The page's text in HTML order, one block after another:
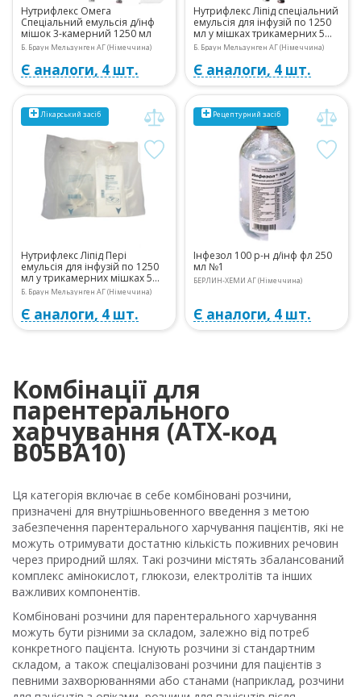
Нутрифлекс Омега
Спеціальний емульсія д/інф
мішок 3-камерний 1250 мл
Б. Браун Мельзунген АГ (Німеччина)
Є аналоги, 4 шт.
Нутрифлекс Ліпід спеціальний
емульсія для інфузій по 1250
мл у мішках трикамерних 5
шт.
Б. Браун Мельзунген АГ (Німеччина)
Є аналоги, 4 шт.
Лікарський засіб
Нутрифлекс Ліпід Пері
емульсія для інфузій по 1250
мл у трикамерних мішках 5
шт.
Б. Браун Мельзунген АГ (Німеччина)
Є аналоги, 4 шт.
Рецептурний засіб
Інфезол 100 р-н д/інф фл 250
мл №1
БЕРЛИН-ХЕМИ АГ (Німеччина)
Є аналоги, 4 шт.
Комбінації для
парентерального
харчування (ATX-код
B05BA10)
Ця категорія включає в себе комбіновані розчини,
призначені для внутрішньовенного введення з метою
забезпечення парентерального харчування пацієнтів, які не
можуть отримувати достатню кількість поживних речовин
через природний шлях. Такі розчини містять збалансований
комплекс амінокислот, глюкози, електролітів та інших
важливих компонентів.
Комбіновані розчини для парентерального харчування
можуть бути різними за складом, залежно від потреб
конкретного пацієнта. Існують розчини зі стандартним
складом, а також спеціалізовані розчини для пацієнтів з
певними захворюваннями або станами (наприклад, розчини